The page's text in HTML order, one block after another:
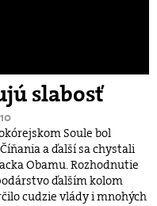
slabosť
Soule bol
a ďalší sa chystali
Obamu. Rozhodnutie
ďalším kolom
cudzie vlády i mnohých